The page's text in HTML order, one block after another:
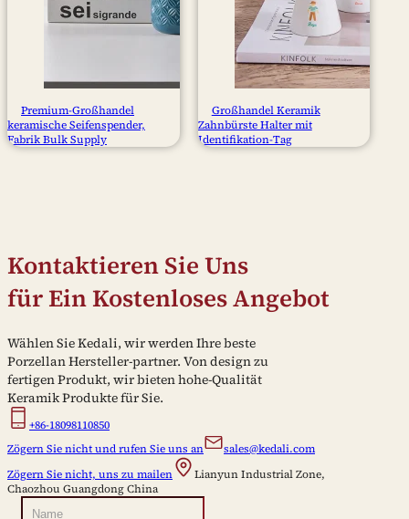
Premium-Großhandel
keramische Seifenspender,
Fabrik Bulk Supply
Großhandel Keramik
Zahnbürste Halter mit
Identifikation-Tag
Kontaktieren Sie Uns
für Ein Kostenloses Angebot
Wählen Sie Kedali, wir werden Ihre beste
Porzellan Hersteller-partner. Von design zu
fertigen Produkt, wir bieten hohe-Qualität
Keramik Produkte für Sie.
+86-18098110850
Zögern Sie nicht und rufen Sie uns an
sales@kedali.com
Zögern Sie nicht, uns zu mailen
Lianyun Industrial Zone,
Chaozhou Guangdong China